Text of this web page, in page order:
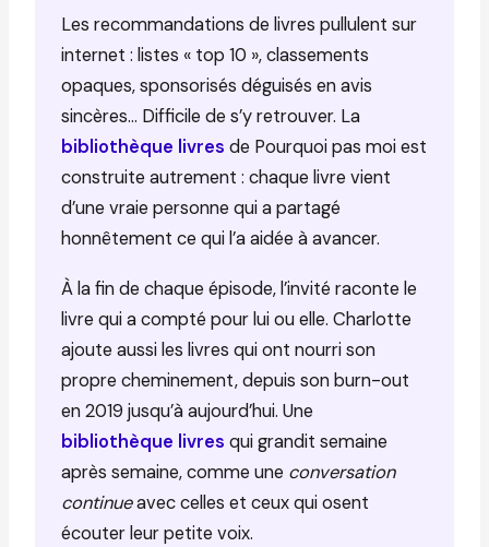
Les recommandations de livres pullulent sur
internet : listes « top 10 », classements
opaques, sponsorisés déguisés en avis
sincères… Difficile de s’y retrouver. La
bibliothèque livres de Pourquoi pas moi est
construite autrement : chaque livre vient
d’une vraie personne qui a partagé
honnêtement ce qui l’a aidée à avancer.
À la fin de chaque épisode, l’invité raconte le
livre qui a compté pour lui ou elle. Charlotte
ajoute aussi les livres qui ont nourri son
propre cheminement, depuis son burn-out
en 2019 jusqu’à aujourd’hui. Une
bibliothèque livres qui grandit semaine
après semaine, comme une conversation
continueavec celles et ceux qui osent
écouter leur petite voix.